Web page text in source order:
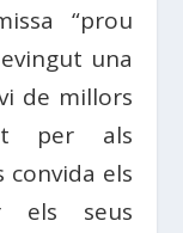
“prou
una
de millors
per als
convida els
els seus